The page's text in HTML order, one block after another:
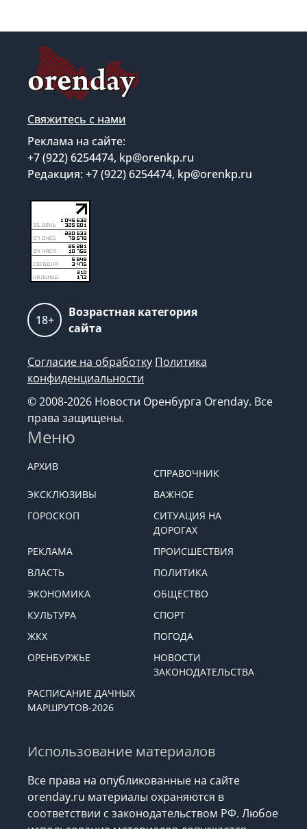
Свяжитесь с нами
Реклама на сайте:
+7 (922) 6254474, kp@orenkp.ru
Редакция: +7 (922) 6254474, kp@orenkp.ru
18+
Возрастная категория
сайта
Согласие на обработку Политика
конфиденциальности
© 2008-2026 Новости Оренбурга Orenday. Все
права защищены.
Меню
АРХИВ
СПРАВОЧНИК
ЭКСКЛЮЗИВЫ
ВАЖНОЕ
ГОРОСКОП
СИТУАЦИЯ НА
ДОРОГАХ
РЕКЛАМА
ПРОИСШЕСТВИЯ
ВЛАСТЬ
ПОЛИТИКА
ЭКОНОМИКА
ОБЩЕСТВО
КУЛЬТУРА
СПОРТ
ЖКХ
ПОГОДА
ОРЕНБУРЖЬЕ
НОВОСТИ
ЗАКОНОДАТЕЛЬСТВА
РАСПИСАНИЕ ДАЧНЫХ
МАРШРУТОВ-2026
Использование материалов
Все права на опубликованные на сайте
orenday.ru материалы охраняются в
соответствии с законодательством РФ. Любое